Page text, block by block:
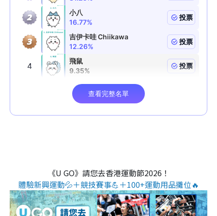
《U GO》請您去香港運動節2026！
體驗新興運動💦＋競技賽事💪＋100+運動用品攤位🔥